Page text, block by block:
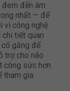
đến âm
nhất — để
vì công nghệ
tiết quan
gắng để
trợ cho não
công sức hơn
tham gia